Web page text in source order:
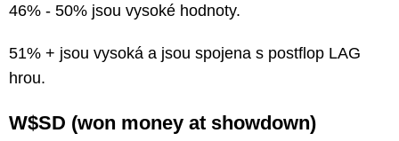
46% - 50% jsou vysoké hodnoty.
51% + jsou vysoká a jsou spojena s postflop LAG
hrou.
W$SD (won money at showdown)